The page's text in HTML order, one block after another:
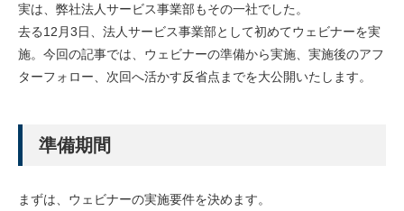
実は、弊社法人サービス事業部もその一社でした。
去る12月3日、法人サービス事業部として初めてウェビナーを実
施。今回の記事では、ウェビナーの準備から実施、実施後のアフ
ターフォロー、次回へ活かす反省点までを大公開いたします。
準備期間
まずは、ウェビナーの実施要件を決めます。